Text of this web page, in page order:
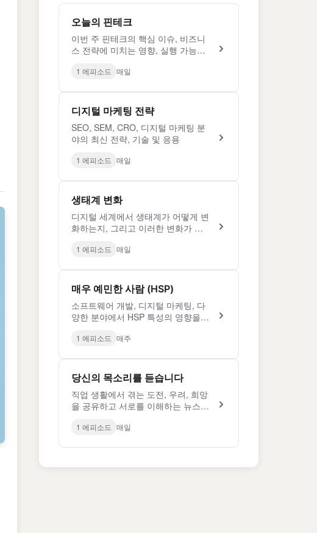
오늘의 핀테크
이번 주 핀테크의 핵심 이슈, 비즈니
스 전략에 미치는 영향, 실행 가능한
1 에피소드 매일
디지털 마케팅 전략
SEO, SEM, CRO, 디지털 마케팅 분
야의 최신 전략, 기술 및 응용
1 에피소드 매일
생태계 변화
디지털 세계에서 생태계가 어떻게 변
화하는지, 그리고 이러한 변화가 경
뉴스레터 시리즈
1 에피소드 매일
매우 예민한 사람 (HSP)
소프트웨어 개발, 디지털 마케팅, 다
양한 분야에서 HSP 특성의 영향을
1 에피소드 매주
당신의 목소리를 듣습니다
직업 생활에서 겪는 도전, 우려, 희망
을 공유하고 서로를 이해하는 뉴스레
1 에피소드 매일